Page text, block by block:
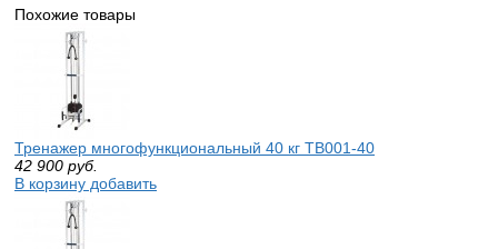
Похожие товары
Тренажер многофункциональный 40 кг TB001-40
42 900 руб.
В корзину добавить